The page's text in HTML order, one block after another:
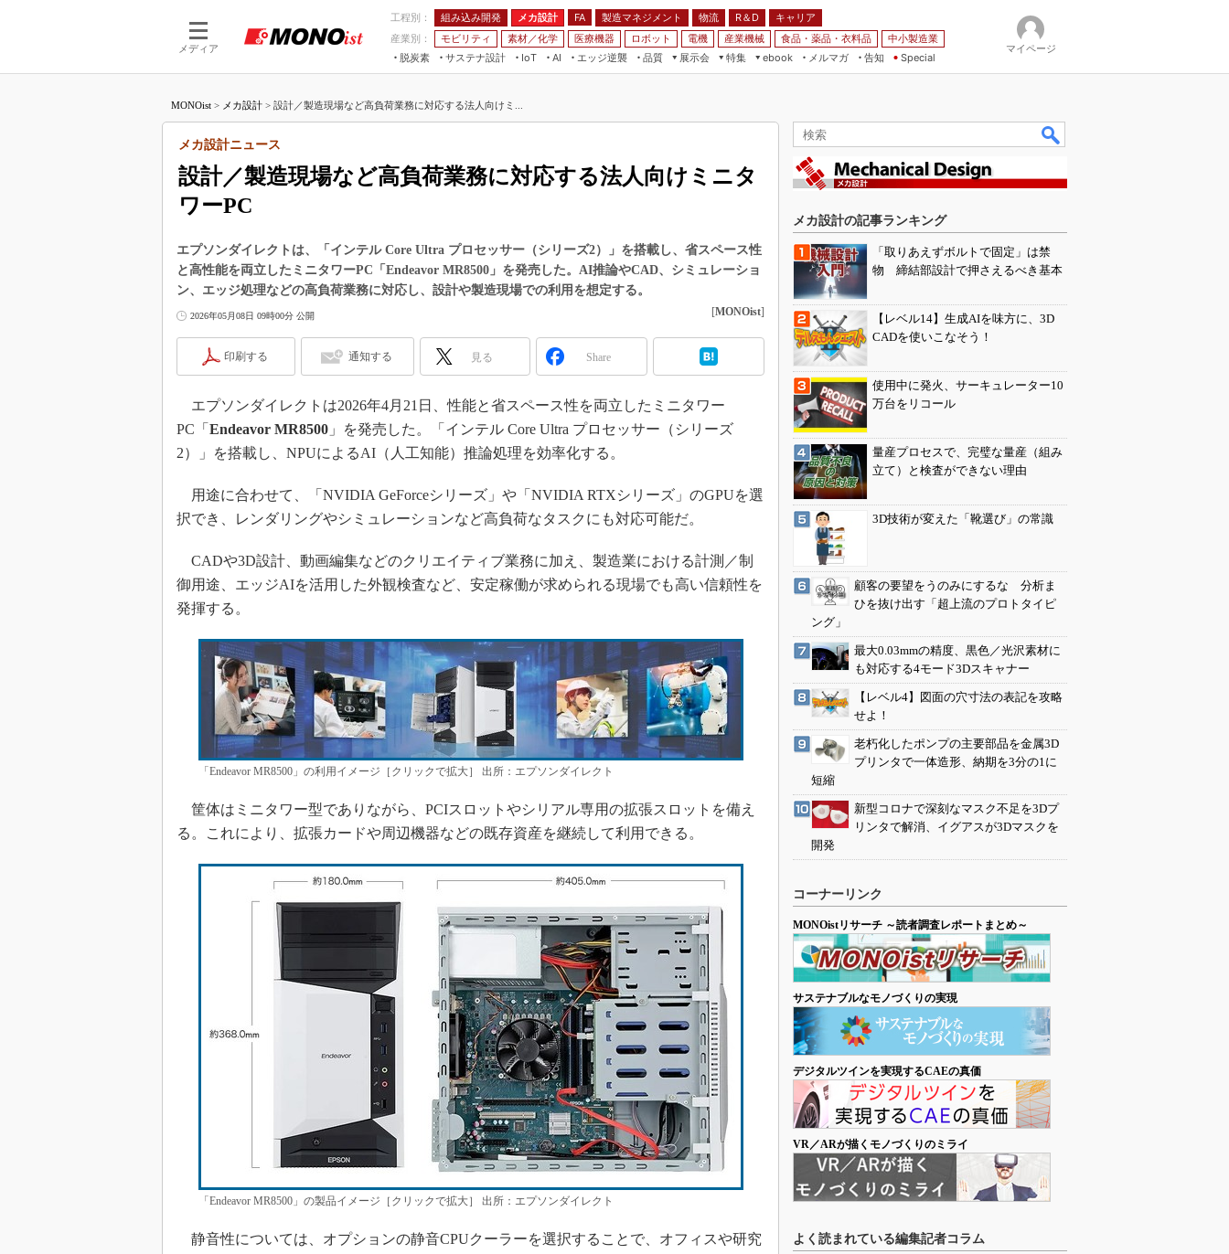
メディア
工程別： 組み込み開発 メカ設計 FA 製造マネジメント 物流 R＆D
キャリア
産業別：
モビリティ 素材／化学 医療機器 ロボット 電機 産業機械 食品・薬品・衣料品
中小製造業
脱炭素
サステナ設計
IoT
つながる工場
AI
AI×設備保全
エッジ逆襲 品質
展示会
JIMTOF
IIFES
TECHNO-FRONTIER
人テク展
EdgeTech+
日本ものづくりワールド
AUTOMOTIVE WORLD
産業オープンネット展
特集
VR／AR
フィールドサービス
組み込み画像技術
組み込みモデリング
ISO26262
3Dプリンタ
デジタルツインとCAE
インダストリー4.0
イノベーション
製造業ビッグデータ
メイドインジャパン
知財マネジメント
海外生産
グローバル設計・開発
制御セキュリティ
新型コロナへの対応
ebook
モビリティ
メルマガ
告知 Special
マイページ
MONOist > メカ設計 > 設計／製造現場など高負荷業務に対応する法人向けミ...
設計／製造現場など高負荷業務に対応する法人向けミニタ
ワーPC
メカ設計ニュース
エプソンダイレクトは、「インテル Core Ultra プロセッサー（シリーズ2）」を搭載し、省スペース性
と高性能を両立したミニタワーPC「Endeavor MR8500」を発売した。AI推論やCAD、シミュレーショ
ン、エッジ処理などの高負荷業務に対応し、設計や製造現場での利用を想定する。
2026年05月08日 09時00分 公開 [MONOist]
印刷する 通知する 見る Share
エプソンダイレクトは2026年4月21日、性能と省スペース性を両立したミニタワー
PC「 Endeavor MR8500 」を発売した。「インテル Core Ultra プロセッサー（シリーズ
2）」を搭載し、NPUによるAI（人工知能）推論処理を効率化する。
用途に合わせて、「NVIDIA GeForceシリーズ」や「NVIDIA RTXシリーズ」のGPUを選
択でき、レンダリングやシミュレーションなど高負荷なタスクにも対応可能だ。
CADや3D設計、動画編集などのクリエイティブ業務に加え、製造業における計測／制
御用途、エッジAIを活用した外観検査など、安定稼働が求められる現場でも高い信頼性を
発揮する。
「Endeavor MR8500」の利用イメージ［クリックで拡大］ 出所：エプソンダイレクト
筐体はミニタワー型でありながら、PCIスロットやシリアル専用の拡張スロットを備え
る。これにより、拡張カードや周辺機器などの既存資産を継続して利用できる。
「Endeavor MR8500」の製品イメージ［クリックで拡大］ 出所：エプソンダイレクト
静音性については、オプションの静音CPUクーラーを選択することで、オフィスや研究
メカ設計の記事ランキング
「取りあえずボルトで固定」は禁
物 締結部設計で押さえるべき基本
【レベル14】生成AIを味方に、3D
CADを使いこなそう！
使用中に発火、サーキュレーター10
万台をリコール
量産プロセスで、完璧な量産（組み
立て）と検査ができない理由
3D技術が変えた「靴選び」の常識
顧客の要望をうのみにするな 分析ま
ひを抜け出す「超上流のプロトタイピ
ング」
最大0.03mmの精度、黒色／光沢素材に
も対応する4モード3Dスキャナー
【レベル4】図面の穴寸法の表記を攻略
せよ！
老朽化したポンプの主要部品を金属3D
プリンタで一体造形、納期を3分の1に
短縮
新型コロナで深刻なマスク不足を3Dプ
リンタで解消、イグアスが3Dマスクを
開発
コーナーリンク
MONOistリサーチ ～読者調査レポートまとめ～
サステナブルなモノづくりの実現
デジタルツインを実現するCAEの真価
VR／ARが描くモノづくりのミライ
よく読まれている編集記者コラム